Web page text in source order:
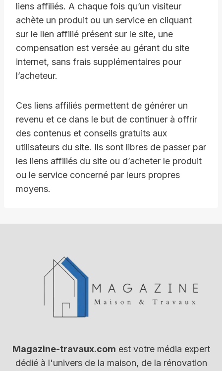
liens affiliés. A chaque fois qu’un visiteur
achète un produit ou un service en cliquant
sur le lien affilié présent sur le site, une
compensation est versée au gérant du site
internet, sans frais supplémentaires pour
l’acheteur.
Ces liens affiliés permettent de générer un
revenu et ce dans le but de continuer à offrir
des contenus et conseils gratuits aux
utilisateurs du site. Ils sont libres de passer par
les liens affiliés du site ou d’acheter le produit
ou le service concerné par leurs propres
moyens.
Magazine-travaux.com est votre média expert
dédié à l'univers de la maison, de la rénovation